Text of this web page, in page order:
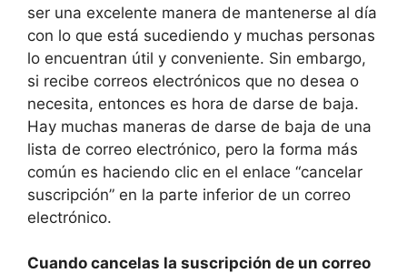
ser una excelente manera de mantenerse al día
con lo que está sucediendo y muchas personas
lo encuentran útil y conveniente. Sin embargo,
si recibe correos electrónicos que no desea o
necesita, entonces es hora de darse de baja.
Hay muchas maneras de darse de baja de una
lista de correo electrónico, pero la forma más
común es haciendo clic en el enlace “cancelar
suscripción” en la parte inferior de un correo
electrónico.
Cuando cancelas la suscripción de un correo